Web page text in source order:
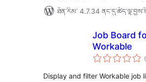
ཐོན་རིམ་ 4.7.34
Job Board
Workable
Display and filter Workable job